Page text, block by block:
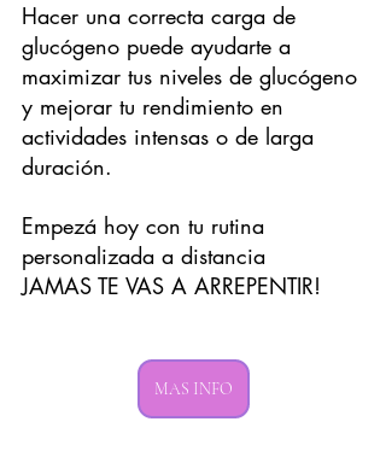
Hacer una correcta carga de
glucógeno puede ayudarte a
maximizar tus niveles de glucógeno
y mejorar tu rendimiento en
actividades intensas o de larga
duración.
Empezá hoy con tu rutina
personalizada a distancia
JAMAS TE VAS A ARREPENTIR!
MAS INFO